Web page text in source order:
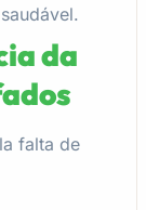
da
falta de